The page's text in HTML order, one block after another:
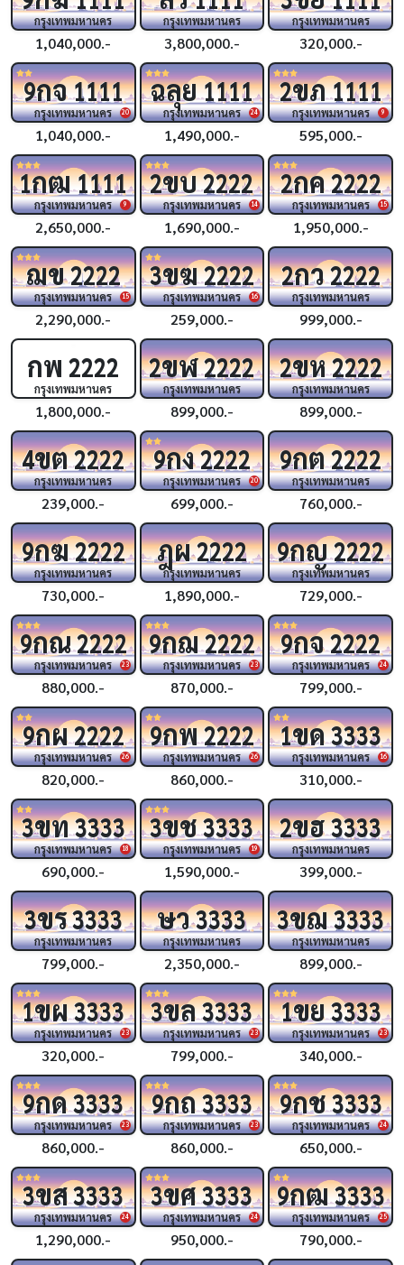
กรุงเทพมหานคร
1,040,000.-
กรุงเทพมหานคร
3,800,000.-
กรุงเทพมหานคร
320,000.-
20
9กจ1111
กรุงเทพมหานคร
1,040,000.-
24
ฉลุย1111
กรุงเทพมหานคร
1,490,000.-
9
2ขภ1111
กรุงเทพมหานคร
595,000.-
9
1กฒ1111
กรุงเทพมหานคร
2,650,000.-
14
2ขบ2222
กรุงเทพมหานคร
1,690,000.-
15
2กค2222
กรุงเทพมหานคร
1,950,000.-
15
ฌข2222
กรุงเทพมหานคร
2,290,000.-
16
3ขฆ2222
กรุงเทพมหานคร
259,000.-
2กว2222
กรุงเทพมหานคร
999,000.-
กพ 2222
กรุงเทพมหานคร
1,800,000.-
2ขฬ2222
กรุงเทพมหานคร
899,000.-
2ขห2222
กรุงเทพมหานคร
899,000.-
4ขต2222
กรุงเทพมหานคร
239,000.-
20
9กง2222
กรุงเทพมหานคร
699,000.-
9กต2222
กรุงเทพมหานคร
760,000.-
9กฆ2222
กรุงเทพมหานคร
730,000.-
ฎผ2222
กรุงเทพมหานคร
1,890,000.-
9กญ2222
กรุงเทพมหานคร
729,000.-
23
9กณ2222
กรุงเทพมหานคร
880,000.-
23
9กฌ2222
กรุงเทพมหานคร
870,000.-
24
9กจ2222
กรุงเทพมหานคร
799,000.-
26
9กผ2222
กรุงเทพมหานคร
820,000.-
26
9กพ2222
กรุงเทพมหานคร
860,000.-
16
1ขด3333
กรุงเทพมหานคร
310,000.-
18
3ขท3333
กรุงเทพมหานคร
690,000.-
19
3ขช3333
กรุงเทพมหานคร
1,590,000.-
2ขฮ3333
กรุงเทพมหานคร
399,000.-
3ขร3333
กรุงเทพมหานคร
799,000.-
ษว3333
กรุงเทพมหานคร
2,350,000.-
3ขฌ3333
กรุงเทพมหานคร
899,000.-
23
1ขผ3333
กรุงเทพมหานคร
320,000.-
23
3ขล3333
กรุงเทพมหานคร
799,000.-
23
1ขย3333
กรุงเทพมหานคร
340,000.-
23
9กด3333
กรุงเทพมหานคร
860,000.-
23
9กถ3333
กรุงเทพมหานคร
860,000.-
24
9กช3333
กรุงเทพมหานคร
650,000.-
24
3ขส3333
กรุงเทพมหานคร
1,290,000.-
24
3ขศ3333
กรุงเทพมหานคร
950,000.-
25
9กฒ3333
กรุงเทพมหานคร
790,000.-